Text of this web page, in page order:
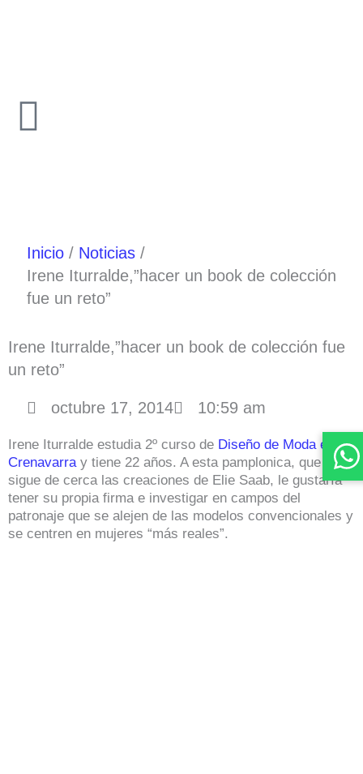
Inicio
Noticias
Irene Iturralde,”hacer un book de colección
fue un reto”
Irene Iturralde,”hacer un book de colección fue
un reto”
octubre 17, 2014 10:59 am
Irene Iturralde estudia 2º curso de Diseño de Moda en
Crenavarray tiene 22 años. A esta pamplonica, que
sigue de cerca las creaciones de Elie Saab, le gustaría
tener su propia firma e investigar en campos del
patronaje que se alejen de las modelos convencionales y
se centren en mujeres “más reales”.